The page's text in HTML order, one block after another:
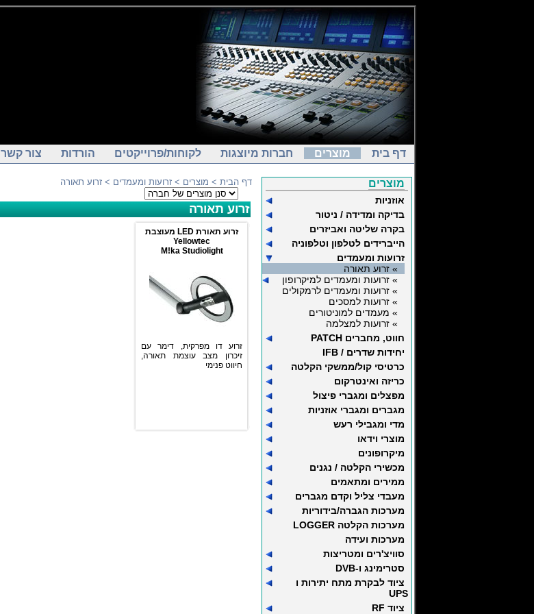
דף בית מוצרים חברות מיוצגות לקוחות/פרוייקטים הורדות צור קשר
מוצרים
אוזניות
בדיקה ומדידה / ניטור
בקרה שליטה ואביזרים
הייברידים לטלפון וטלפוניה
זרועות ומעמדים
» זרוע תאורה
» זרועות ומעמדים למיקרופון
» זרועות ומעמדים לרמקולים
» זרועות למסכים
» מעמדים למוניטורים
» זרועות למצלמה
חווט, מחברים PATCH
יחידות שדרים / IFB
כרטיסי קול/ממשקי הקלטה
כריזה ואינטרקום
מפצלים ומגברי פיצול
מגברים ומגברי אוזניות
מדי ומגבילי רעש
מוצרי וידאו
מיקרופונים
מכשירי הקלטה / נגנים
ממירים ומתאמים
מעבדי צליל וקדם מגברים
מערכות הגברה/בידוריות
מערכות הקלטה LOGGER
מערכות ועידה
סוויצ'רים ומטריצות
סטרימינג ו-DVB
ציוד לבקרת מתח יתירות ו
UPS
ציוד RF
דף הבית > מוצרים > זרועות ומעמדים > זרוע תאורה
זרוע תאורה
זרוע תאורת LED מעוצבת
Yellowtec
M!ka Studiolight
זרוע דו מפרקית, דימר עם
זיכרון מצב עוצמת תאורה,
חיווט פנימי